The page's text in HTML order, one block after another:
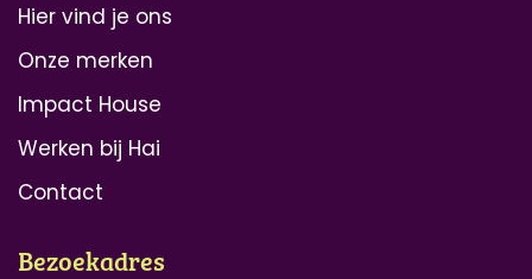
Hier vind je ons
Onze merken
Impact House
Werken bij Hai
Contact
Bezoekadres